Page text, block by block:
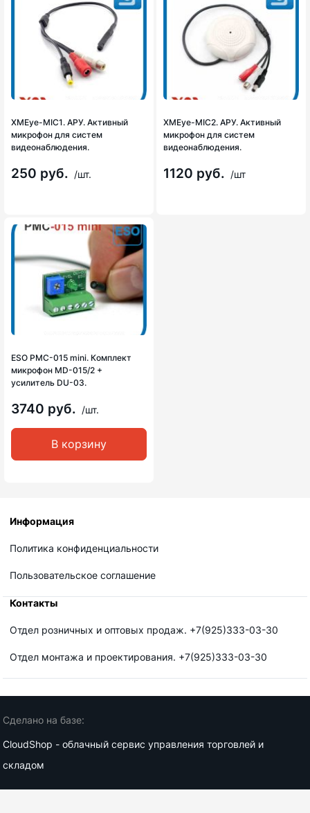
XMEye-MIC1. АРУ. Активный
микрофон для систем
видеонаблюдения.
250 руб. /шт.
XMEye-MIC2. АРУ. Активный
микрофон для систем
видеонаблюдения.
1120 руб. /шт
ESO PMC-015 mini. Комплект
микрофон MD-015/2 +
усилитель DU-03.
3740 руб. /шт.
В корзину
Информация
Политика конфиденциальности
Пользовательское соглашение
Контакты
Отдел розничных и оптовых продаж. +7(925)333-03-30
Отдел монтажа и проектирования. +7(925)333-03-30
Сделано на базе:
CloudShop - облачный сервис управления торговлей и
складом